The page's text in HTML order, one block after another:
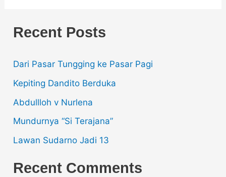
Recent Posts
Dari Pasar Tungging ke Pasar Pagi
Kepiting Dandito Berduka
Abdullloh v Nurlena
Mundurnya “Si Terajana”
Lawan Sudarno Jadi 13
Recent Comments